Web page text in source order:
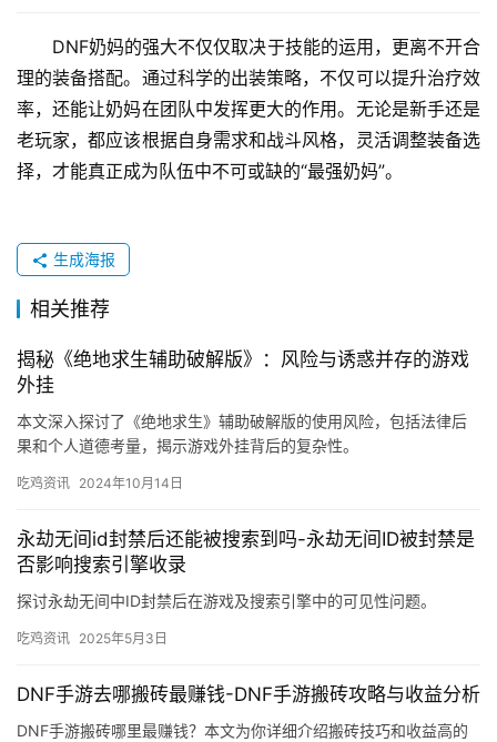
DNF奶妈的强大不仅仅取决于技能的运用，更离不开合
理的装备搭配。通过科学的出装策略，不仅可以提升治疗效
率，还能让奶妈在团队中发挥更大的作用。无论是新手还是
老玩家，都应该根据自身需求和战斗风格，灵活调整装备选
择，才能真正成为队伍中不可或缺的“最强奶妈”。
生成海报
相关推荐
揭秘《绝地求生辅助破解版》：风险与诱惑并存的游戏
外挂
本文深入探讨了《绝地求生》辅助破解版的使用风险，包括法律后
果和个人道德考量，揭示游戏外挂背后的复杂性。
吃鸡资讯 2024年10月14日
永劫无间id封禁后还能被搜索到吗-永劫无间ID被封禁是
否影响搜索引擎收录
探讨永劫无间中ID封禁后在游戏及搜索引擎中的可见性问题。
吃鸡资讯 2025年5月3日
DNF手游去哪搬砖最赚钱-DNF手游搬砖攻略与收益分析
DNF手游搬砖哪里最赚钱？本文为你详细介绍搬砖技巧和收益高的